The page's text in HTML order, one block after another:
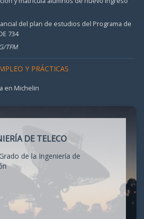
del plan de estudios del Programa de
734
TFM
Y PRÁCTICAS
en Michelin
DE TELECO
de la Ingeniería de